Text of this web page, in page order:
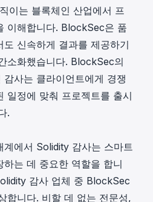
이는 블록체인 산업에서 프
이해합니다. BlockSec은 품
신속하게 결과를 제공하기
소화했습니다. BlockSec의
사는 클라이언트에게 경쟁
일정에 맞춰 프로젝트를 출시
.
계에서 Solidity 감사는 스마트
는 데 중요한 역할을 합니
감사 업체 중 BlockSec
합니다. 비할 데 없는 전문성,